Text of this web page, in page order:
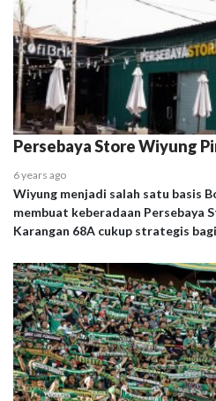
Persebaya Store Wiyung
6 years ago
Wiyung menjadi salah satu basis
membuat keberadaan Persebaya
Karangan 68A cukup strategis